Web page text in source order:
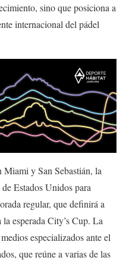
sino que posiciona a
internacional del pádel
Miami y San Sebastián, la
Estados Unidos para
regular, que definirá a
esperada City’s Cup. La
especializados ante el
que reúne a varias de las